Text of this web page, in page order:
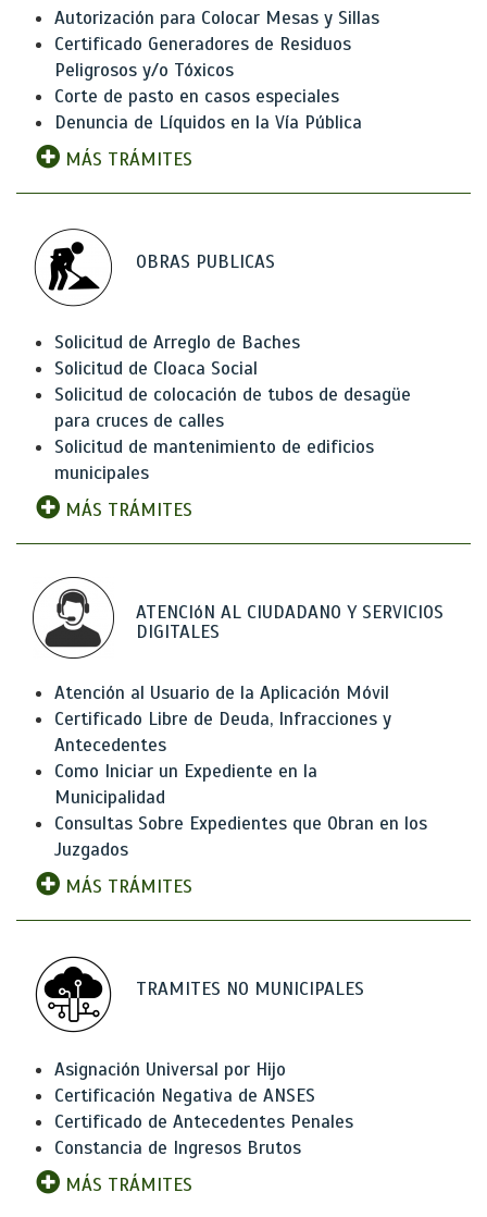
Autorización para Colocar Mesas y Sillas
Certificado Generadores de Residuos
Peligrosos y/o Tóxicos
Corte de pasto en casos especiales
Denuncia de Líquidos en la Vía Pública
MÁS TRÁMITES
OBRAS PUBLICAS
Solicitud de Arreglo de Baches
Solicitud de Cloaca Social
Solicitud de colocación de tubos de desagüe
para cruces de calles
Solicitud de mantenimiento de edificios
municipales
MÁS TRÁMITES
ATENCIóN AL CIUDADANO Y SERVICIOS
DIGITALES
Atención al Usuario de la Aplicación Móvil
Certificado Libre de Deuda, Infracciones y
Antecedentes
Como Iniciar un Expediente en la
Municipalidad
Consultas Sobre Expedientes que Obran en los
Juzgados
MÁS TRÁMITES
TRAMITES NO MUNICIPALES
Asignación Universal por Hijo
Certificación Negativa de ANSES
Certificado de Antecedentes Penales
Constancia de Ingresos Brutos
MÁS TRÁMITES